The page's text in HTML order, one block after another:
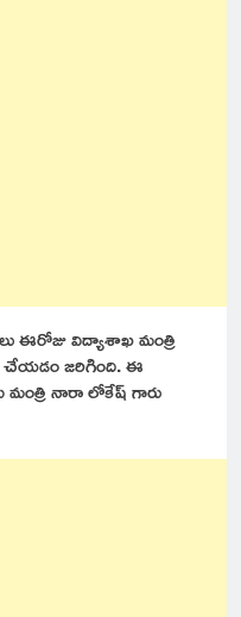
ఈరోజు విద్యాశాఖ మంత్రి
చేయడం జరిగింది. ఈ
మంత్రి నారా లోకేష్ గారు